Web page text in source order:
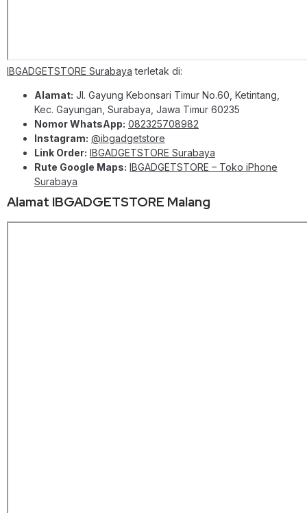
IBGADGETSTORE Surabaya terletak di:
Alamat: Jl. Gayung Kebonsari Timur No.60, Ketintang,
Kec. Gayungan, Surabaya, Jawa Timur 60235
Nomor WhatsApp: 082325708982
Instagram: @ibgadgetstore
Link Order: IBGADGETSTORE Surabaya
Rute Google Maps: IBGADGETSTORE – Toko iPhone
Surabaya
Alamat IBGADGETSTORE Malang